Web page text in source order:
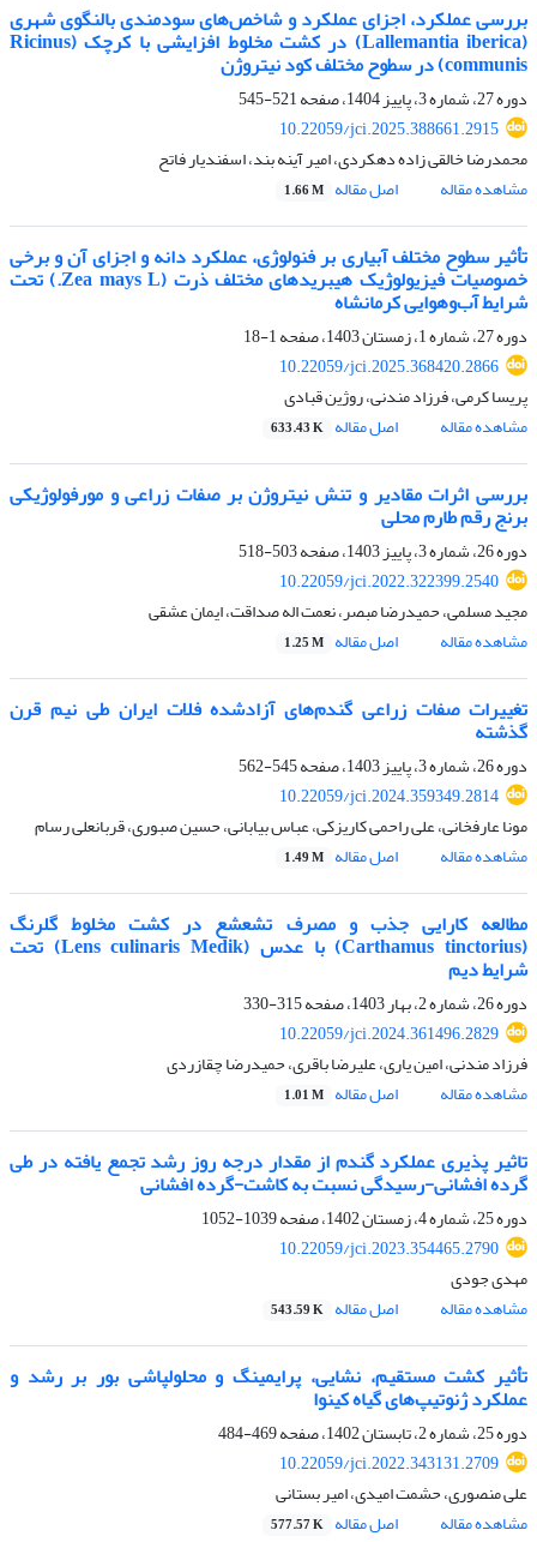
بررسی عملکرد، اجزای عملکرد و شاخص‌های سودمندی بالنگوی شهری
(Lallemantia iberica) در کشت مخلوط افزایشی با کرچک (Ricinus
communis) در سطوح مختلف کود نیتروژن
دوره 27، شماره 3، پاییز 1404، صفحه
521-545
10.22059/jci.2025.388661.2915
محمدرضا خالقی زاده دهکردی، امیر آینه بند، اسفندیار فاتح
مشاهده مقاله
اصل مقاله 1.66 M
تأثیر سطوح مختلف آبیاری بر فنولوژی، عملکرد دانه و اجزای آن و برخی
خصوصیات فیزیولوژیک هیبریدهای مختلف ذرت (Zea mays L.) تحت
شرایط آب‌وهوایی کرمانشاه
دوره 27، شماره 1، زمستان 1403، صفحه
1-18
10.22059/jci.2025.368420.2866
پریسا کرمی، فرزاد مندنی، روژین قبادی
مشاهده مقاله
اصل مقاله 633.43 K
بررسی اثرات مقادیر و تنش نیتروژن بر صفات زراعی و مورفولوژیکی
برنج رقم طارم محلی
دوره 26، شماره 3، پاییز 1403، صفحه
503-518
10.22059/jci.2022.322399.2540
مجید مسلمی، حمیدرضا مبصر، نعمت اله صداقت، ایمان عشقی
مشاهده مقاله
اصل مقاله 1.25 M
تغییرات صفات زراعی گندم‌های آزادشده فلات ایران طی نیم قرن
گذشته
دوره 26، شماره 3، پاییز 1403، صفحه
545-562
10.22059/jci.2024.359349.2814
مونا عارفخانی، علی راحمی کاریزکی، عباس بیابانی، حسین صبوری، قربانعلی رسام
مشاهده مقاله
اصل مقاله 1.49 M
مطالعه کارایی جذب و مصرف تشعشع در کشت مخلوط گلرنگ
(Carthamus tinctorius) با عدس (Lens culinaris Medik) تحت
شرایط دیم
دوره 26، شماره 2، بهار 1403، صفحه
315-330
10.22059/jci.2024.361496.2829
فرزاد مندنی، امین یاری، علیرضا باقری، حمیدرضا چقازردی
مشاهده مقاله
اصل مقاله 1.01 M
تاثیر پذیری عملکرد گندم از مقدار درجه روز رشد تجمع یافته در طی
گرده افشانی-رسیدگی نسبت به کاشت-گرده افشانی
دوره 25، شماره 4، زمستان 1402، صفحه
1039-1052
10.22059/jci.2023.354465.2790
مهدی جودی
مشاهده مقاله
اصل مقاله 543.59 K
تأثیر کشت مستقیم، نشایی، پرایمینگ و محلول‏پاشی بور بر رشد و
عملکرد ژنوتیپ‌های گیاه کینوا
دوره 25، شماره 2، تابستان 1402، صفحه
469-484
10.22059/jci.2022.343131.2709
علی منصوری، حشمت امیدی، امیر بستانی
مشاهده مقاله
اصل مقاله 577.57 K